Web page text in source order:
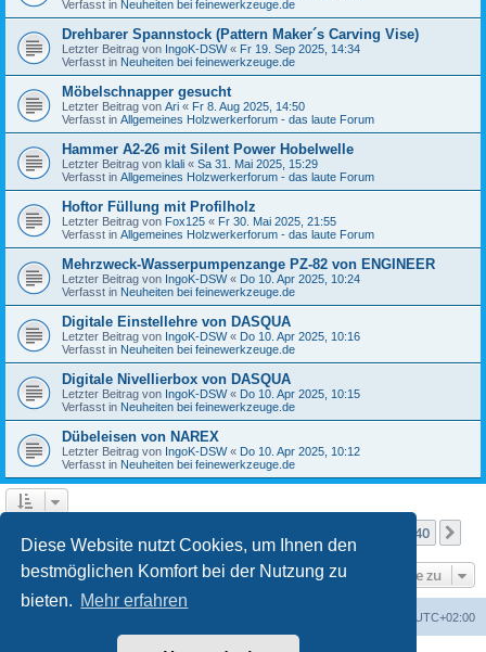
Diese Website nutzt Cookies, um Ihnen den
bestmöglichen Komfort bei der Nutzung zu
bieten. Mehr erfahren
Verfasst in Neuheiten bei feinewerkzeuge.de
Drehbarer Spannstock (Pattern Maker´s Carving Vise)
Letzter Beitrag von IngoK-DSW« Fr 19. Sep 2025, 14:34
Verfasst in Neuheiten bei feinewerkzeuge.de
Möbelschnapper gesucht
Letzter Beitrag von Ari « Fr 8. Aug 2025, 14:50
Verfasst in Allgemeines Holzwerkerforum - das laute Forum
Hammer A2-26 mit Silent Power Hobelwelle
Letzter Beitrag von klali « Sa 31. Mai 2025, 15:29
Verfasst in Allgemeines Holzwerkerforum - das laute Forum
Hoftor Füllung mit Profilholz
Letzter Beitrag von Fox125 « Fr 30. Mai 2025, 21:55
Verfasst in Allgemeines Holzwerkerforum - das laute Forum
Mehrzweck-Wasserpumpenzange PZ-82 von ENGINEER
Letzter Beitrag von IngoK-DSW« Do 10. Apr 2025, 10:24
Verfasst in Neuheiten bei feinewerkzeuge.de
Digitale Einstellehre von DASQUA
Letzter Beitrag von IngoK-DSW« Do 10. Apr 2025, 10:16
Verfasst in Neuheiten bei feinewerkzeuge.de
Digitale Nivellierbox von DASQUA
Letzter Beitrag von IngoK-DSW« Do 10. Apr 2025, 10:15
Verfasst in Neuheiten bei feinewerkzeuge.de
Dübeleisen von NAREX
Letzter Beitrag von IngoK-DSW« Do 10. Apr 2025, 10:12
Verfasst in Neuheiten bei feinewerkzeuge.de
40
Gehe zu
UTC+02:00